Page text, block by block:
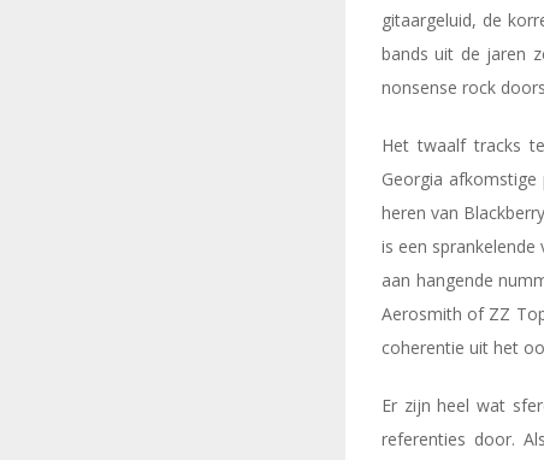
gitaargeluid, de
bands uit de jaren
nonsense rock
Het twaalf tracks
Georgia afkomstige
heren van
is een
aan hangende
Aerosmith of ZZ
coherentie uit het
Er zijn heel wat
referenties door.